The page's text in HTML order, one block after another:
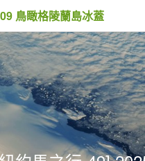
鳥瞰格陵蘭島冰蓋